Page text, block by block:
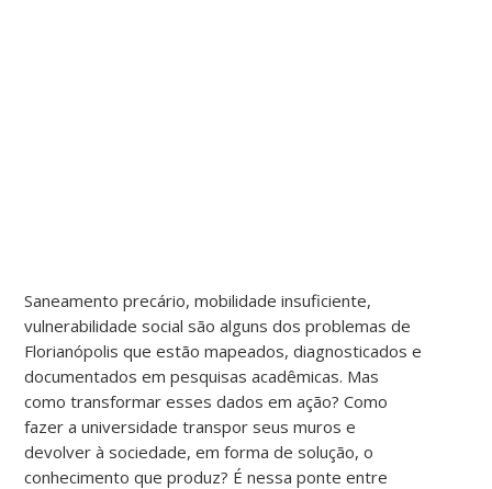
Saneamento precário, mobilidade insuficiente,
vulnerabilidade social são alguns dos problemas de
Florianópolis que estão mapeados, diagnosticados e
documentados em pesquisas acadêmicas. Mas
como transformar esses dados em ação? Como
fazer a universidade transpor seus muros e
devolver à sociedade, em forma de solução, o
conhecimento que produz? É nessa ponte entre